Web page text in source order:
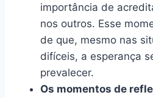
importância de
nos outros. Esse
de que, mesmo nas
difíceis, a esperança
prevalecer.
Os momentos de